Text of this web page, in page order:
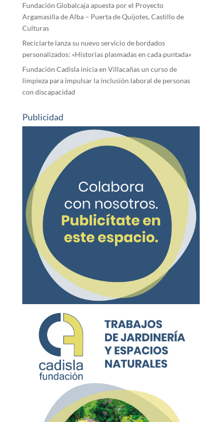
Fundación Globalcaja apuesta por el Proyecto
Argamasilla de Alba – Puerta de Quijotes, Castillo de
Culturas
Reciclarte lanza su nuevo servicio de bordados
personalizados: «Historias plasmadas en cada puntada»
Fundación Cadisla inicia en Villacañas un curso de
limpieza para impulsar la inclusión laboral de personas
con discapacidad
Publicidad